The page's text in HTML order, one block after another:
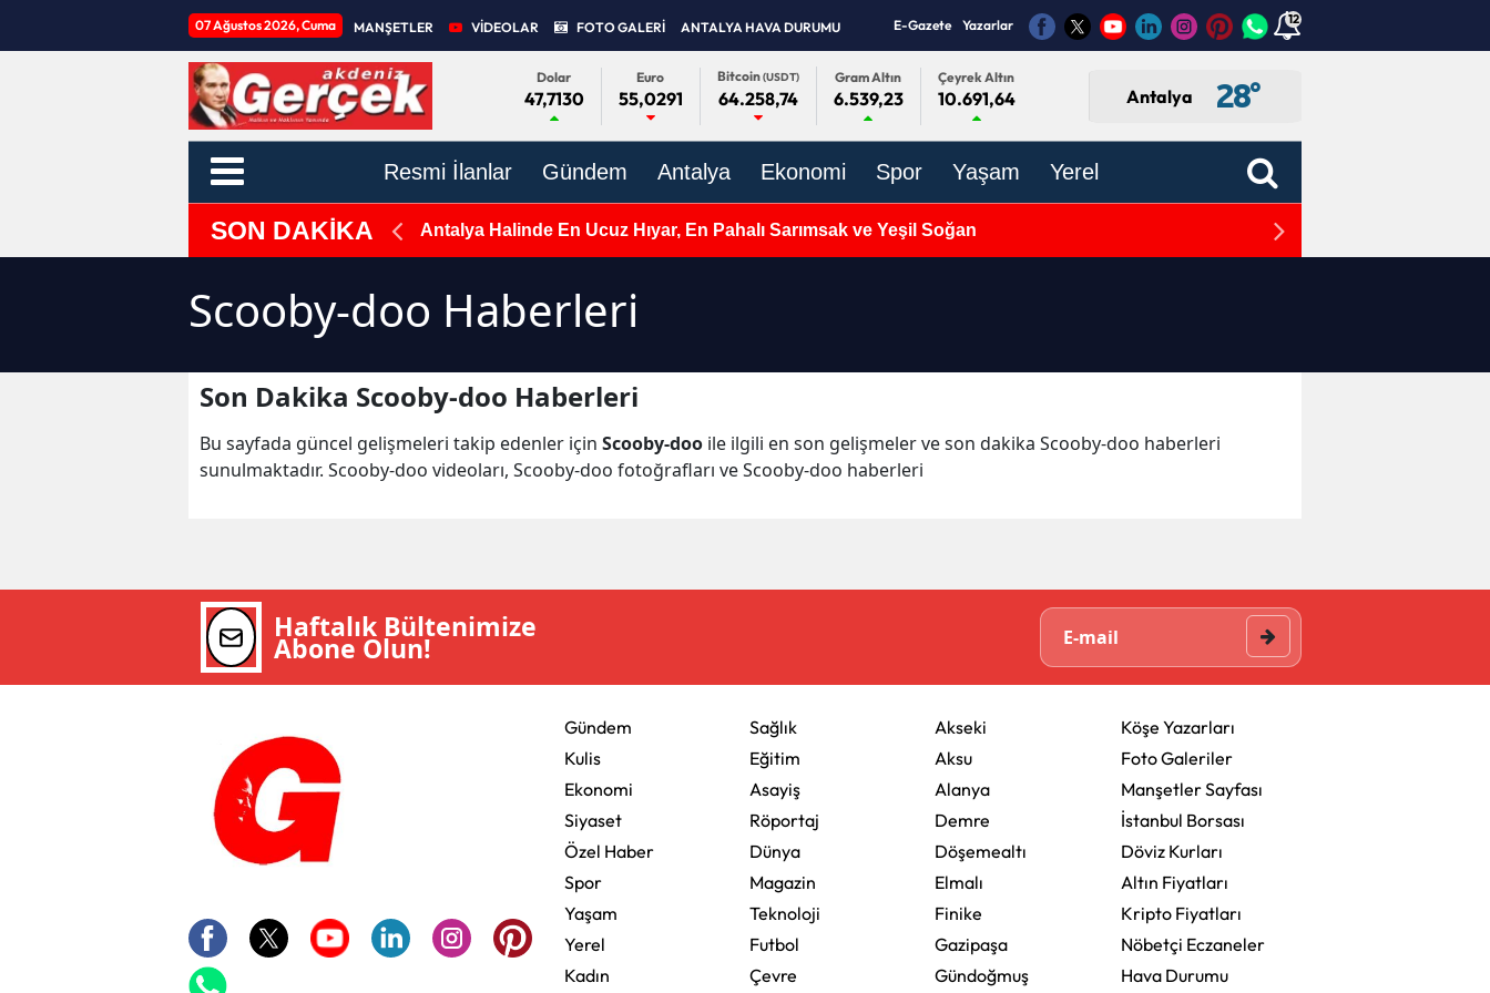
07 Ağustos 2026, Cuma MANŞETLER VİDEOLAR FOTO GALERİ ANTALYA HAVA DURUMU E-Gazete Yazarlar 12
Dolar
47,7130
Euro
55,0291
Bitcoin(USDT)
64.258,74
Gram Altın
6.539,23
Çeyrek Altın
10.691,64 Antalya 28°
Resmi İlanlar Gündem Antalya Ekonomi Spor Yaşam Yerel
SON DAKİKA Antalya Halinde En Ucuz Hıyar, En Pahalı Sarımsak ve Yeşil Soğan Antalya’dan
Scooby-doo Haberleri
Son Dakika Scooby-doo Haberleri
Bu sayfada güncel gelişmeleri takip edenler için Scooby-doo ile ilgili en son gelişmeler ve son dakika Scooby-doo haberleri
sunulmaktadır. Scooby-doo videoları, Scooby-doo fotoğrafları ve Scooby-doo haberleri
Haftalık Bültenimize
Abone Olun!
Gündem
Kulis
Ekonomi
Siyaset
Özel Haber
Spor
Yaşam
Yerel
Kadın
Sağlık
Eğitim
Asayiş
Röportaj
Dünya
Magazin
Teknoloji
Futbol
Çevre
Akseki
Aksu
Alanya
Demre
Döşemealtı
Elmalı
Finike
Gazipaşa
Gündoğmuş
Köşe Yazarları
Foto Galeriler
Manşetler Sayfası
İstanbul Borsası
Döviz Kurları
Altın Fiyatları
Kripto Fiyatları
Nöbetçi Eczaneler
Hava Durumu